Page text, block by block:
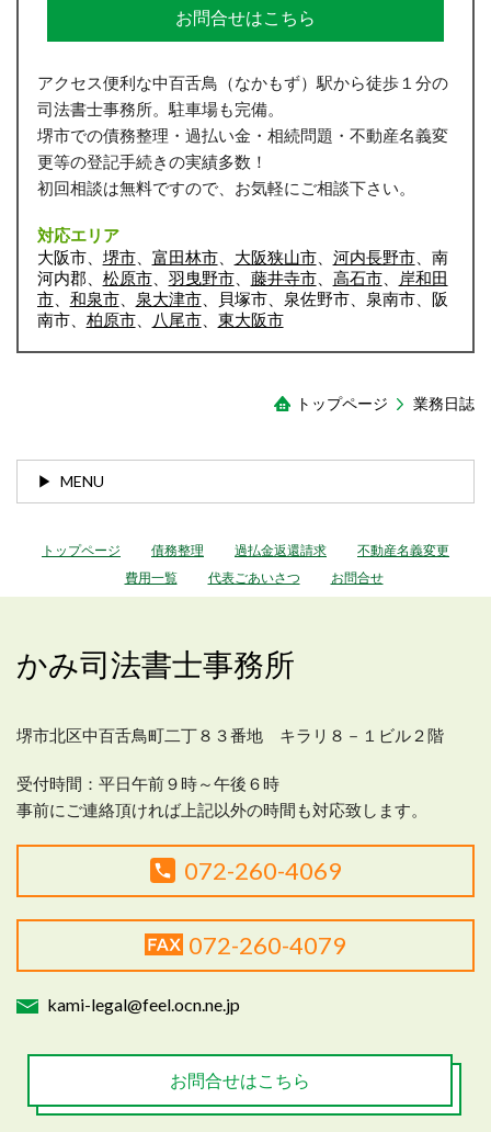
お問合せはこちら
アクセス便利な中百舌鳥（なかもず）駅から徒歩１分の
司法書士事務所。駐車場も完備。
堺市での債務整理・過払い金・相続問題・不動産名義変
更等の登記手続きの実績多数！
初回相談は無料ですので、お気軽にご相談下さい。
対応エリア
大阪市、 堺市、 富田林市、 大阪狭山市、 河内長野市、南
河内郡、 松原市、 羽曳野市、 藤井寺市、 高石市、
岸和田
市、 和泉市、 泉大津市、貝塚市、泉佐野市、泉南市、阪
南市、 柏原市、 八尾市、 東大阪市
トップページ 業務日誌
MENU
トップページ 債務整理 過払金返還請求
不動産名義変更
費用一覧
代表ごあいさつ お問合せ
かみ司法書士事務所
堺市北区中百舌鳥町二丁８３番地 キラリ８－１ビル２階
受付時間：平日午前９時～午後６時
事前にご連絡頂ければ上記以外の時間も対応致します。
072-260-4069
072-260-4079
kami-legal@feel.ocn.ne.jp
お問合せはこちら